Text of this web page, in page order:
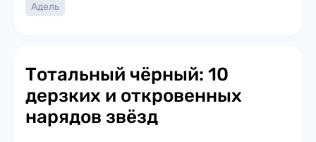
Адель
Тотальный чёрный: 10
дерзких и откровенных
нарядов звёзд